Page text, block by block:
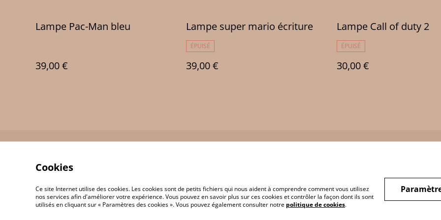
Lampe Pac-Man bleu
39,00 €
Lampe super mario écriture
ÉPUISÉ
39,00 €
Lampe Call of duty 2
ÉPUISÉ
30,00 €
©2026 JP 3D Print
Cookies
Ce site Internet utilise des cookies. Les cookies sont de petits fichiers qui nous aident à comprendre comment vous utilisez
nos services afin d'améliorer votre expérience. Vous pouvez en savoir plus sur ces cookies et contrôler la façon dont ils sont
utilisés en cliquant sur « Paramètres des cookies ». Vous pouvez également consulter notre politique de cookies.